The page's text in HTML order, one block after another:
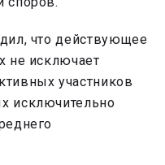
что действующее
не исключает
участников
исключительно